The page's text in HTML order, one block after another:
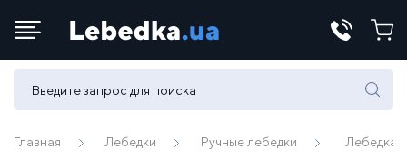
Телефоны:
(067) 430 82-15
Главная Лебедки Ручные лебедки Лебедка